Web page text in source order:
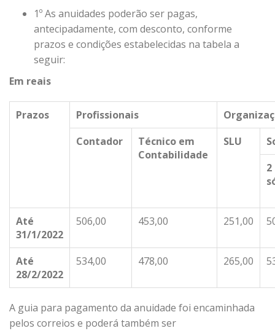
1º As anuidades poderão ser pagas,
antecipadamente, com desconto, conforme
prazos e condições estabelecidas na tabela a
seguir:
Em reais
Prazos Profissionais
Contador
Técnico em
Contabilidade
SLU
2
Até
31/1/2022
506,00 453,00 251,00
Até
28/2/2022
534,00 478,00 265,00
A guia para pagamento da anuidade foi encaminhada
pelos correios e poderá também ser